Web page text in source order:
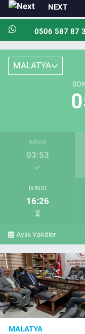
NEXT
0506 587 87
MALATYA
İMSAK
03:53
İKINDI
16:26
Aylık Vakitler
MALATYA